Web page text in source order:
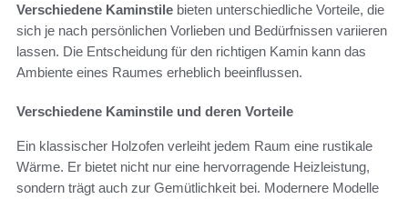
Verschiedene Kaminstile bieten unterschiedliche Vorteile, die
sich je nach persönlichen Vorlieben und Bedürfnissen variieren
lassen. Die Entscheidung für den richtigen Kamin kann das
Ambiente eines Raumes erheblich beeinflussen.
Verschiedene Kaminstile und deren Vorteile
Ein klassischer Holzofen verleiht jedem Raum eine rustikale
Wärme. Er bietet nicht nur eine hervorragende Heizleistung,
sondern trägt auch zur Gemütlichkeit bei. Modernere Modelle